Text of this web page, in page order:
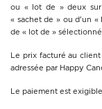
ou « lot de » deux
« sachet de » ou d'un
de « lot de »
Le prix facturé au
adressée par Happy
Le paiement est